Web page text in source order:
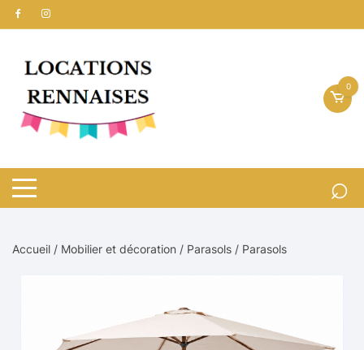
Aller
au
0
Accueil / Mobilier et décoration / Parasols / Parasols